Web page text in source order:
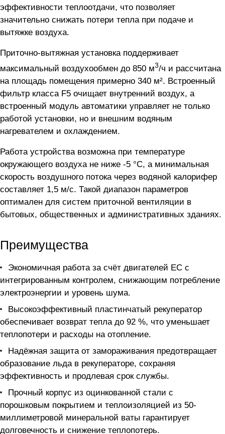
эффективности теплоотдачи, что позволяет
значительно снижать потери тепла при подаче и
вытяжке воздуха.
Приточно-вытяжная установка поддерживает
максимальный воздухообмен до 850 м3/ч и рассчитана
на площадь помещения примерно 340 м². Встроенный
фильтр класса F5 очищает внутренний воздух, а
встроенный модуль автоматики управляет не только
работой установки, но и внешним водяным
нагревателем и охлаждением.
Работа устройства возможна при температуре
окружающего воздуха не ниже -5 °С, а минимальная
скорость воздушного потока через водяной калорифер
составляет 1,5 м/с. Такой диапазон параметров
оптимален для систем приточной вентиляции в
бытовых, общественных и административных зданиях.
Преимущества
Экономичная работа за счёт двигателей ЕС с
интегрированным контролем, снижающим потребление
электроэнергии и уровень шума.
Высокоэффективный пластинчатый рекуператор
обеспечивает возврат тепла до 92 %, что уменьшает
теплопотери и расходы на отопление.
Надёжная защита от замораживания предотвращает
образование льда в рекуператоре, сохраняя
эффективность и продлевая срок службы.
Прочный корпус из оцинкованной стали с
порошковым покрытием и теплоизоляцией из 50-
миллиметровой минеральной ваты гарантирует
долговечность и снижение теплопотерь.